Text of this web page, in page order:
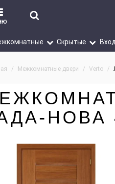
Скрытые
Межкомнатные двери Verto
НОВА